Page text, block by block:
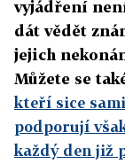
vyjádření
dát vědět
jejich
Můžete se
kteří sice
podporují
každý den již